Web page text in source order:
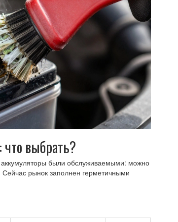
выбрать?
были обслуживаемыми: можно
рынок заполнен герметичными